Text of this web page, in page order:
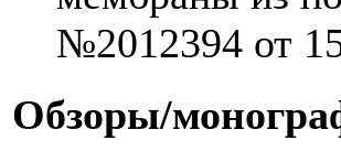
№2012394 от
Обзоры/